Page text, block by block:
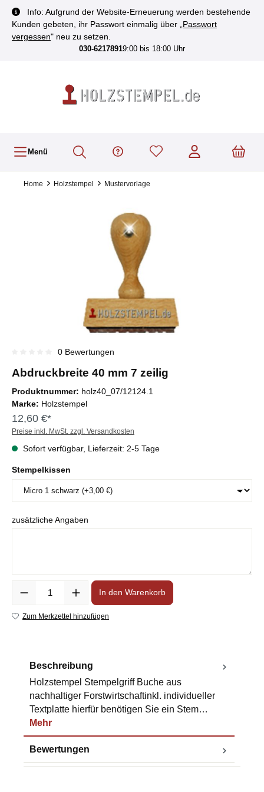
springen
Info: Aufgrund der Website-Erneuerung werden bestehende
Kunden gebeten, ihr Passwort einmalig über „ Passwort
vergessen" neu zu setzen.
030-62178919:00 bis 18:00 Uhr
Menü
Home Holzstempel Mustervorlage
0 Bewertungen
Abdruckbreite 40 mm 7 zeilig
Produktnummer: holz40_07/12124.1
Marke: Holzstempel
12,60 €*
Preise inkl. MwSt. zzgl. Versandkosten
Sofort verfügbar, Lieferzeit: 2-5 Tage
Stempelkissen
zusätzliche Angaben
In den Warenkorb
Zum Merkzettel hinzufügen
Beschreibung
Holzstempel Stempelgriff Buche aus
nachhaltiger Forstwirtschaftinkl. individueller
Textplatte hierfür benötigen Sie ein Stem…
Mehr
Bewertungen